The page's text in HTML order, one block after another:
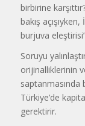
birbirine
bakış
burjuva
Soruyu
orijinalliklerinin
saptanmasında
Türkiye’de
gerektirir.